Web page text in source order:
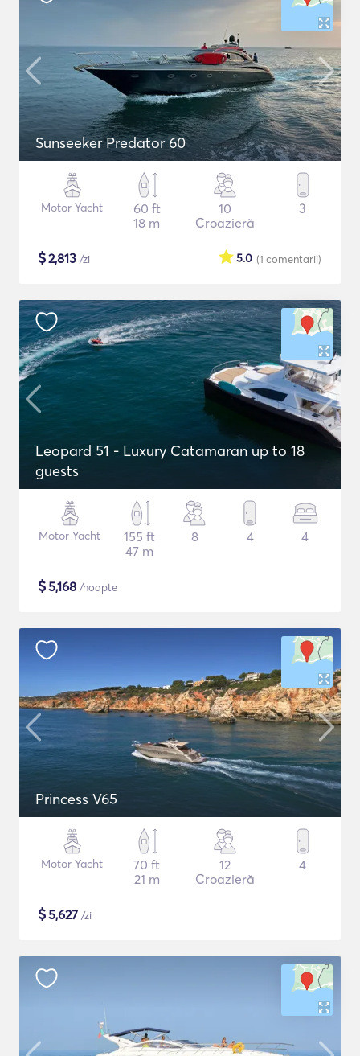
Sunseeker Predator 60
Motor Yacht
60 ft
18 m
10
Croazieră
3
$2,813 /zi (1 comentarii)
5.0
Leopard 51 - Luxury Catamaran up to 18
guests
Motor Yacht
155 ft
47 m
8 4 4
$5,168 /noapte
Princess V65
Motor Yacht
70 ft
21 m
12
Croazieră
4
$5,627 /zi